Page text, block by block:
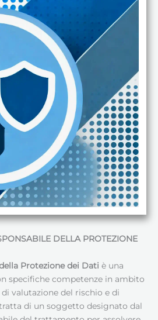
DELLA PROTEZIONE
Protezione dei Dati è una
specifiche competenze in ambito
valutazione del rischio e di
di un soggetto designato dal